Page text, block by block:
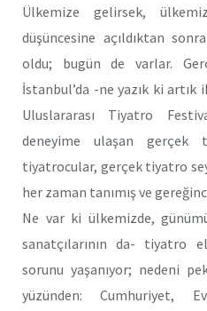
Ülkemize gelirsek,
düşüncesine açıldıktan
oldu; bugün de varlar.
İstanbul’da -ne yazık ki
Uluslararası Tiyatro
deneyime ulaşan gerçek
tiyatrocular, gerçek tiyatro
her zaman tanımış ve
Ne var ki ülkemizde,
sanatçılarının da- tiyatro
sorunu yaşanıyor; nedeni
yüzünden: Cumhuriyet,